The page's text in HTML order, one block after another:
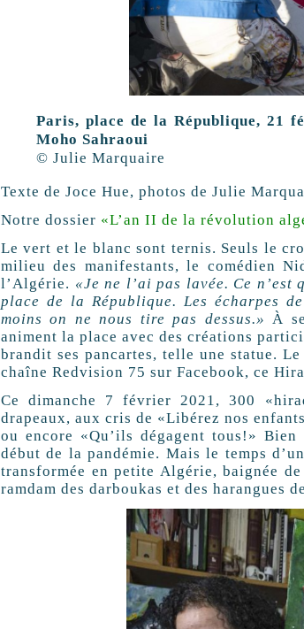
Paris, place de la République, 21
Moho Sahraoui
© Julie Marquaire
Texte de Joce Hue, photos de Julie
Notre dossier «L’an II de la révolution
Le vert et le blanc sont ternis. Seuls le
milieu des manifestants, le comédien
l’Algérie. «Je ne l’ai pas lavée. Ce
place de la République. Les écharpes
moins on ne nous tire pas dessus.» À
animent la place avec des créations
brandit ses pancartes, telle une statue.
chaîne Redvision 75 sur Facebook, ce
Ce dimanche 7 février 2021, 300
drapeaux, aux cris de «Libérez nos
ou encore «Qu’ils dégagent tous!»
début de la pandémie. Mais le temps
transformée en petite Algérie, baignée
ramdam des darboukas et des harangues